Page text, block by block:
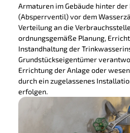
Armaturen im Gebäude hinter
(Absperrventil) vor dem
Verteilung an die
ordnungsgemäße Planung,
Instandhaltung der
Grundstückseigentümer
Errichtung der Anlage oder
durch ein zugelassenes
erfolgen.